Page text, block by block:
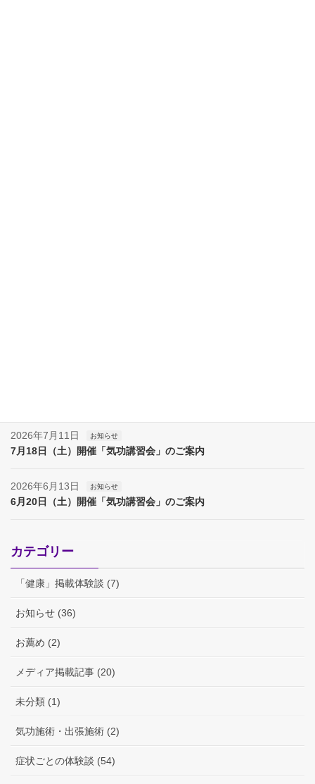
2026年7月11日 お知らせ
7月18日（土）開催「気功講習会」のご案内
2026年6月13日 お知らせ
6月20日（土）開催「気功講習会」のご案内
カテゴリー
「健康」掲載体験談 (7)
お知らせ (36)
お薦め (2)
メディア掲載記事 (20)
未分類 (1)
気功施術・出張施術 (2)
症状ごとの体験談 (54)